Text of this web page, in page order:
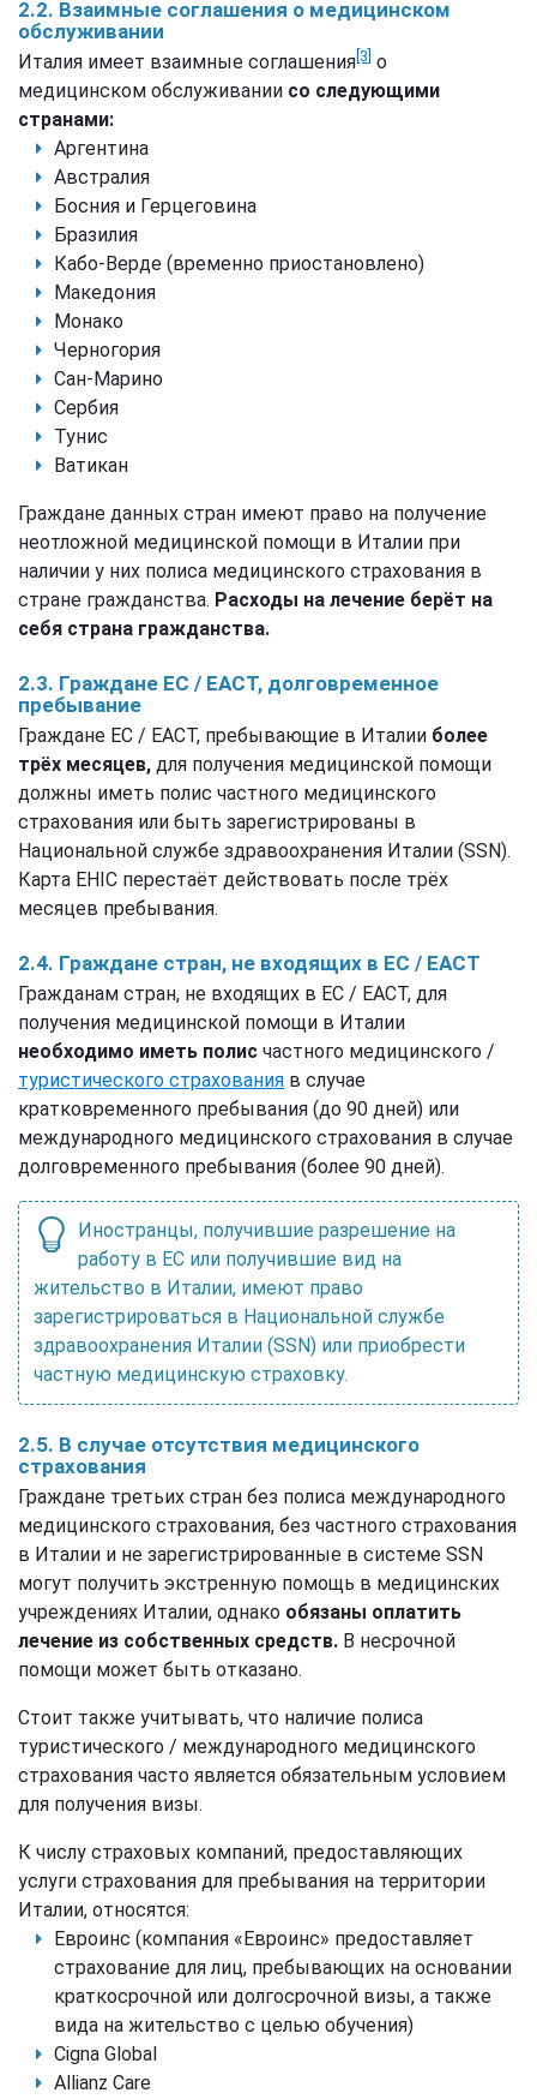
2.2. Взаимные соглашения о медицинском
обслуживании
Италия имеет взаимные соглашения [3] о
медицинском обслуживании со следующими
странами:
Аргентина
Австралия
Босния и Герцеговина
Бразилия
Кабо-Верде (временно приостановлено)
Македония
Монако
Черногория
Сан-Марино
Сербия
Тунис
Ватикан
Граждане данных стран имеют право на получение
неотложной медицинской помощи в Италии при
наличии у них полиса медицинского страхования в
стране гражданства. Расходы на лечение берёт на
себя страна гражданства.
2.3. Граждане ЕС / ЕАСТ, долговременное
пребывание
Граждане ЕС / ЕАСТ, пребывающие в Италии более
трёх месяцев, для получения медицинской помощи
должны иметь полис частного медицинского
страхования или быть зарегистрированы в
Национальной службе здравоохранения Италии (SSN).
Карта EHIC перестаёт действовать после трёх
месяцев пребывания.
2.4. Граждане стран, не входящих в ЕС / ЕАСТ
Гражданам стран, не входящих в ЕС / ЕАСТ, для
получения медицинской помощи в Италии
необходимо иметь полис частного медицинского /
туристического страхования в случае
кратковременного пребывания (до 90 дней) или
международного медицинского страхования в случае
долговременного пребывания (более 90 дней).
Иностранцы, получившие разрешение на
работу в ЕС или получившие вид на
жительство в Италии, имеют право
зарегистрироваться в Национальной службе
здравоохранения Италии (SSN) или приобрести
частную медицинскую страховку.
2.5. В случае отсутствия медицинского
страхования
Граждане третьих стран без полиса международного
медицинского страхования, без частного страхования
в Италии и не зарегистрированные в системе SSN
могут получить экстренную помощь в медицинских
учреждениях Италии, однако обязаны оплатить
лечение из собственных средств. В несрочной
помощи может быть отказано.
Стоит также учитывать, что наличие полиса
туристического / международного медицинского
страхования часто является обязательным условием
для получения визы.
К числу страховых компаний, предоставляющих
услуги страхования для пребывания на территории
Италии, относятся:
Евроинс (компания «Евроинс» предоставляет
страхование для лиц, пребывающих на основании
краткосрочной или долгосрочной визы, а также
вида на жительство с целью обучения)
Cigna Global
Allianz Care